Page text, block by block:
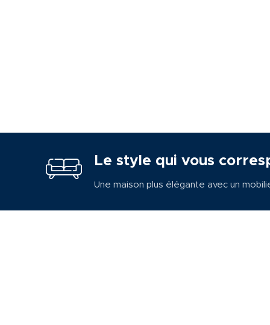
Le style qui vous
Une maison plus élégante avec un